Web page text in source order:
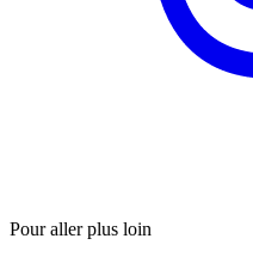
Pour aller plus loin